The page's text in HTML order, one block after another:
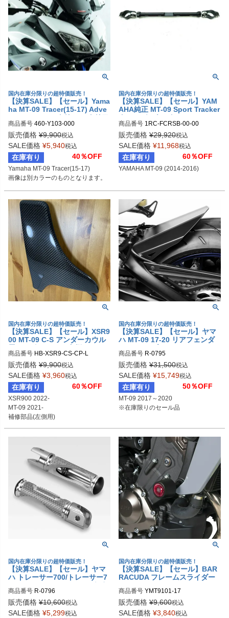
国内在庫分限りの超特価販売！
【決算SALE】【セール】Yama
ha MT-09 Tracer(15-17) Adve
nture Sport スクリーン クリア
PowerBronze
商品番号 460-Y103-000
販売価格 ¥9,900税込
SALE価格 ¥5,940税込
在庫有り 40％OFF
Yamaha MT-09 Tracer(15-17)
画像は別カラーのものとなります。
国内在庫分限りの超特価販売！
【決算SALE】【セール】YAM
AHA純正 MT-09 Sport Tracker
クロスバーキット
商品番号 1RC-FCRSB-00-00
販売価格 ¥29,920税込
SALE価格 ¥11,968税込
在庫有り 60％OFF
YAMAHA MT-09 (2014-2016)
国内在庫分限りの超特価販売！
【決算SALE】【セール】XSR9
00 MT-09 C-S アンダーカウル
e
商品番号 HB-XSR9-CS-CP-L
販売価格 ¥9,900税込
SALE価格 ¥3,960税込
在庫有り 60％OFF
XSR900 2022-
MT-09 2021-
補修部品(左側用)
国内在庫分限りの超特価販売！
【決算SALE】【セール】ヤマ
ハ MT-09 17-20 リアフェンダ
商品番号 R-0795
販売価格 ¥31,500税込
SALE価格 ¥15,749税込
在庫有り 50％OFF
MT-09 2017～2020
※在庫限りのセール品
国内在庫分限りの超特価販売！
【決算SALE】【セール】ヤマ
ハ トレーサー700/トレーサー7
リッシュ DPM
商品番号 R-0796
販売価格 ¥10,600税込
SALE価格 ¥5,299税込
国内在庫分限りの超特価販売！
【決算SALE】【セール】BAR
RACUDA フレームスライダー
商品番号 YMT9101-17
販売価格 ¥9,600税込
SALE価格 ¥3,840税込